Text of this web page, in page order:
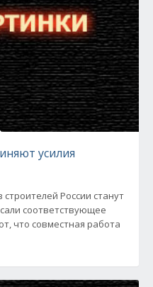
усилия
России станут
соответствующее
что совместная работа